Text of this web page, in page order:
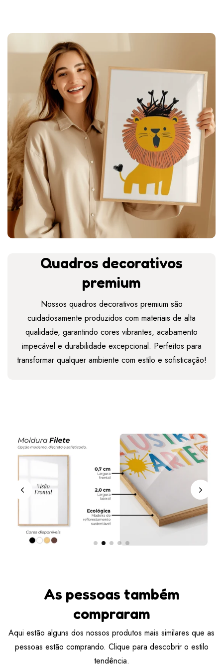
Quadros decorativos
premium
Nossos quadros decorativos premium são
cuidadosamente produzidos com materiais de alta
qualidade, garantindo cores vibrantes, acabamento
impecável e durabilidade excepcional. Perfeitos para
transformar qualquer ambiente com estilo e sofisticação!
As pessoas também
compraram
Aqui estão alguns dos nossos produtos mais similares que as
pessoas estão comprando. Clique para descobrir o estilo
tendência.